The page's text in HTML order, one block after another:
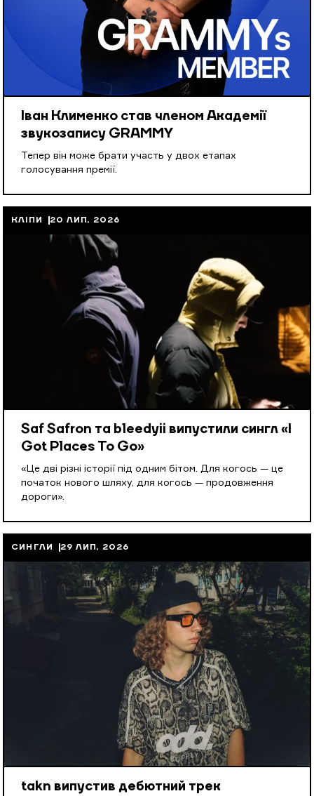
Іван Клименко став членом Академії
звукозапису GRAMMY
Тепер він може брати участь у двох етапах
голосування премії.
КЛІПИ 20 ЛИП, 2026
Saf Safron та bleedyii випустили сингл «I
Got Places To Go»
«Це дві різні історії під одним бітом. Для когось — це
початок нового шляху, для когось — продовження
дороги».
СИНГЛИ 29 ЛИП, 2026
takn випустив дебютний трек